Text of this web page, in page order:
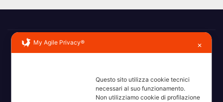
Erba, Brianza, Lario: raccontate con la serietà di chi non
My Agile Privacy® ✕
Questo sito utilizza cookie tecnici
necessari al suo funzionamento.
Non utilizziamo cookie di profilazione